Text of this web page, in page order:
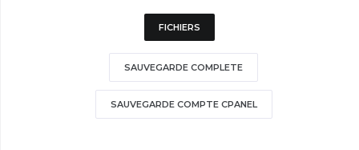
FICHIERS
SAUVEGARDE COMPLETE
SAUVEGARDE COMPTE CPANEL